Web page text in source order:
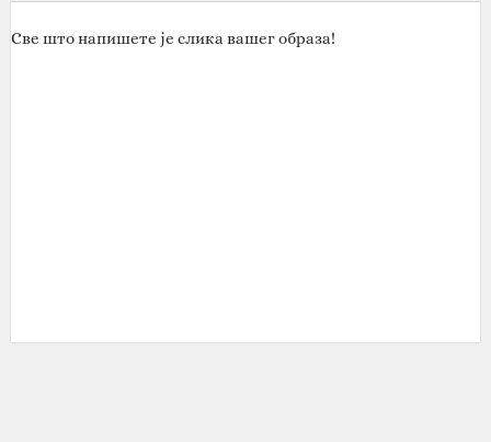
Све што напишете је слика вашег образа!